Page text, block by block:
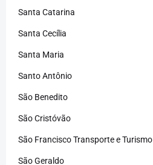
Santa Catarina
Santa Cecília
Santa Maria
Santo Antônio
São Benedito
São Cristóvão
São Francisco Transporte e Turismo
São Geraldo